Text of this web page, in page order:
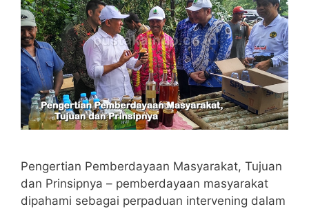
Pengertian Pemberdayaan Masyarakat, Tujuan
dan Prinsipnya – pemberdayaan masyarakat
dipahami sebagai perpaduan intervening dalam